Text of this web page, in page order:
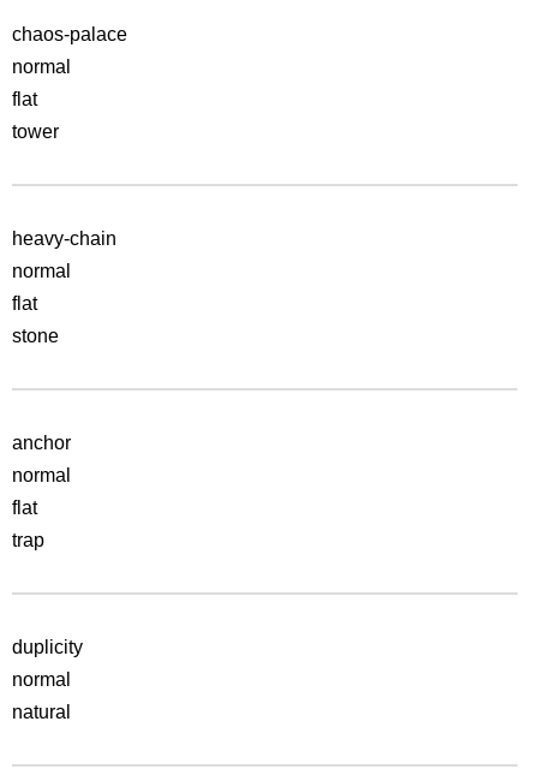
chaos-palace
normal
flat
tower
heavy-chain
normal
flat
stone
anchor
normal
flat
trap
duplicity
normal
natural